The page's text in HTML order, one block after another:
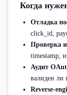
Когда
Отладка
click_id,
Проверка
timestamp,
Аудит
валиден ли
Reverse-